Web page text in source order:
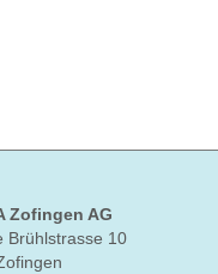
Zofingen AG
Brühlstrasse 10